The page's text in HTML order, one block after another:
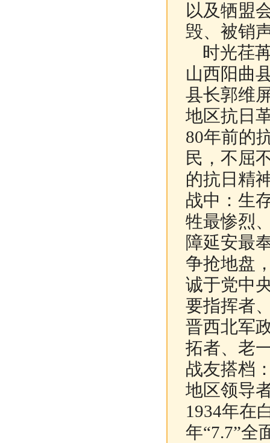
以及牺盟
毁、被销
时光荏
山西阳曲
县长郭维
地区抗日
80年前的
民，不屈
的抗日精
战中：生
牲最惨烈
障延安最
争抢地盘
诚于党中
要指挥者
晋西北军
拓者、老
战友搭档
地区领导
1934年在
年“7.7”全